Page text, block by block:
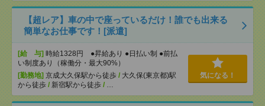
【超レア】車の中で座っているだけ！誰でも出来る
簡単なお仕事です！[派遣]
[給 与] 時給1328円 ●昇給あり ●日払い制 ●前払
い制度あり（稼働分・最大90%）
[勤務地] 京成大久保駅から徒歩 / 大久保(東京都)駅
から徒歩 / 新宿駅から徒歩 / …
気になる！